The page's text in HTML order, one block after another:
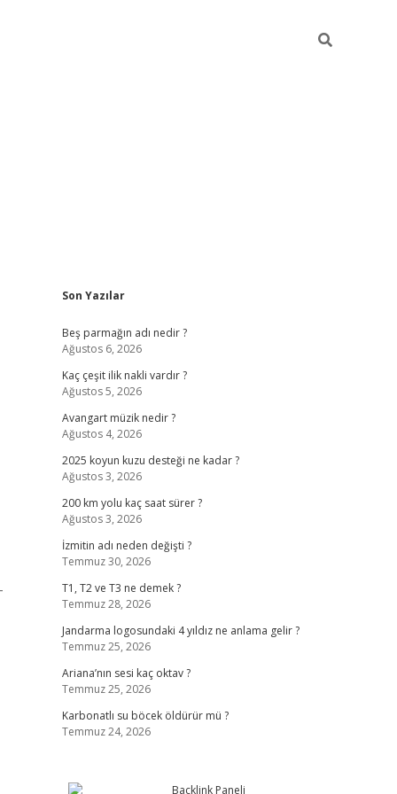
Sidebar
Son Yazılar
Beş parmağın adı nedir ?
Ağustos 6, 2026
Kaç çeşit ilik nakli vardır ?
Ağustos 5, 2026
Avangart müzik nedir ?
Ağustos 4, 2026
2025 koyun kuzu desteği ne kadar ?
Ağustos 3, 2026
200 km yolu kaç saat sürer ?
Ağustos 3, 2026
İzmitin adı neden değişti ?
Temmuz 30, 2026
T1, T2 ve T3 ne demek ?
Temmuz 28, 2026
Jandarma logosundaki 4 yıldız ne anlama gelir ?
Temmuz 25, 2026
Ariana’nın sesi kaç oktav ?
Temmuz 25, 2026
Karbonatlı su böcek öldürür mü ?
Temmuz 24, 2026